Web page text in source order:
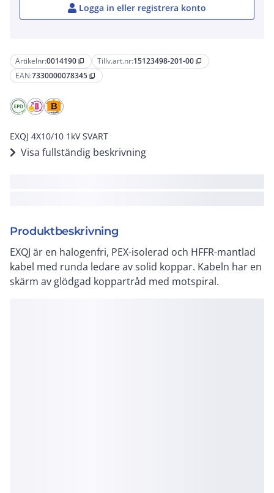
Artikelnr:0014190 content_copy Tillv.art.nr:15123498-201-00 content_copy
EAN:7330000078345 content_copy
EXQJ 4X10/10 1kV SVART
Visa fullständig beskrivning
Produktbeskrivning
EXQJ är en halogenfri, PEX-isolerad och HFFR-mantlad
kabel med runda ledare av solid koppar. Kabeln har en
skärm av glödgad koppartråd med motspiral.
Logga in eller registrera konto